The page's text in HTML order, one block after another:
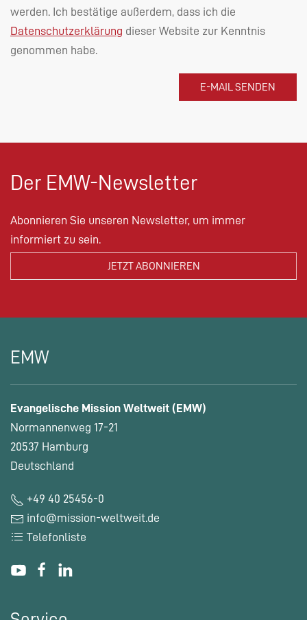
werden. Ich bestätige außerdem, dass ich die
Datenschutzerklärung dieser Website zur Kenntnis
genommen habe.
Der EMW-Newsletter
Abonnieren Sie unseren Newsletter, um immer
informiert zu sein.
EMW
Evangelische Mission Weltweit (EMW)
Normannenweg 17-21
20537 Hamburg
Deutschland
+49 40 25456-0
info@mission-weltweit.de
Telefonliste